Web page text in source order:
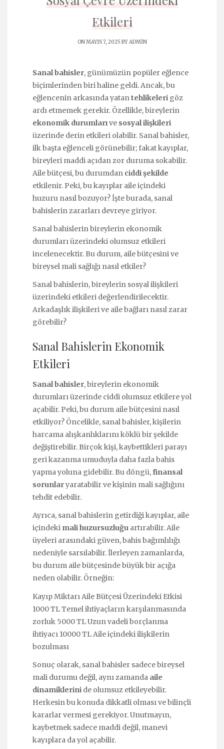
Etkileri
ON MAYIS 7, 2025 BYADMIN
Sanal bahisler, günümüzün popüler eğlence
biçimlerinden biri haline geldi. Ancak, bu
eğlencenin arkasında yatantehlikeleri göz
ardı etmemek gerekir. Özellikle, bireylerin
ekonomik durumlarıve sosyal ilişkileri
üzerinde derin etkileri olabilir. Sanal bahisler,
ilk başta eğlenceli görünebilir; fakat kayıplar,
bireyleri maddi açıdan zor duruma sokabilir.
Aile bütçesi, bu durumdan ciddi şekilde
etkilenir. Peki, bu kayıplar aile içindeki
huzuru nasıl bozuyor? İşte burada, sanal
bahislerin zararları devreye giriyor.
Sanal bahislerin bireylerin ekonomik
durumları üzerindeki olumsuz etkileri
incelenecektir. Bu durum, aile bütçesini ve
bireysel mali sağlığı nasıl etkiler?
Sanal bahislerin, bireylerin sosyal ilişkileri
üzerindeki etkileri değerlendirilecektir.
Arkadaşlık ilişkileri ve aile bağları nasıl zarar
görebilir?
Sanal Bahislerin Ekonomik
Etkileri
Sanal bahisler, bireylerin ekonomik
durumları üzerinde ciddi olumsuz etkilere yol
açabilir. Peki, bu durum aile bütçesini nasıl
etkiliyor? Öncelikle, sanal bahisler, kişilerin
harcama alışkanlıklarını köklü bir şekilde
değiştirebilir. Birçok kişi, kaybettikleri parayı
geri kazanma umuduyla daha fazla bahis
yapma yoluna gidebilir. Bu döngü, finansal
sorunlaryaratabilir ve kişinin mali sağlığını
tehdit edebilir.
Ayrıca, sanal bahislerin getirdiği kayıplar, aile
içindeki mali huzursuzluğu artırabilir. Aile
üyeleri arasındaki güven, bahis bağımlılığı
nedeniyle sarsılabilir. İlerleyen zamanlarda,
bu durum aile bütçesinde büyük bir açığa
neden olabilir. Örneğin:
Kayıp Miktarı Aile Bütçesi Üzerindeki Etkisi
1000 TL Temel ihtiyaçların karşılanmasında
zorluk 5000 TL Uzun vadeli borçlanma
ihtiyacı 10000 TL Aile içindeki ilişkilerin
bozulması
Sonuç olarak, sanal bahisler sadece bireysel
mali durumu değil, aynı zamanda aile
dinamiklerini de olumsuz etkileyebilir.
Herkesin bu konuda dikkatli olması ve bilinçli
kararlar vermesi gerekiyor. Unutmayın,
kaybetmek sadece maddi değil, manevi
kayıplara da yol açabilir.